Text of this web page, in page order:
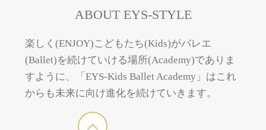
ABOUT EYS-STYLE
楽しく(ENJOY)こどもたち(Kids)がバレエ
(Ballet)を続けていける場所(Academy)でありま
すように、「EYS-Kids Ballet Academy」はこれ
からも未来に向け進化を続けていきます。